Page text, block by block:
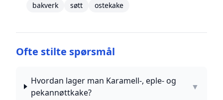
bakverk
søtt ostekake
Ofte stilte spørsmål
Hvordan lager man Karamell-, eple- og
pekannøttkake?
▼